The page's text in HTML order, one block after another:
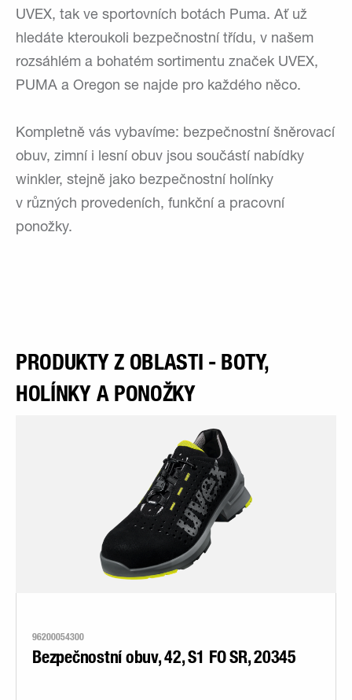
UVEX, tak ve sportovních botách Puma. Ať už
hledáte kteroukoli bezpečnostní třídu, v našem
rozsáhlém a bohatém sortimentu značek UVEX,
PUMA a Oregon se najde pro každého něco.
Kompletně vás vybavíme: bezpečnostní šněrovací
obuv, zimní i lesní obuv jsou součástí nabídky
winkler, stejně jako bezpečnostní holínky
v různých provedeních, funkční a pracovní
ponožky.
PRODUKTY Z OBLASTI - BOTY,
HOLÍNKY A PONOŽKY
96200054300
Bezpečnostní obuv, 42, S1 FO SR, 20345